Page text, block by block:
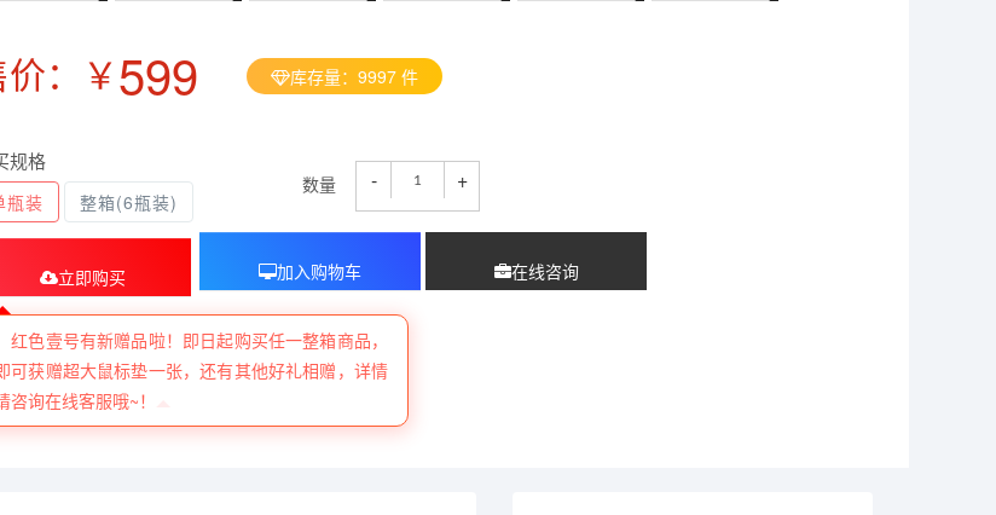
：￥599 库存量： 9997 件
规格
瓶装 整箱(6瓶装)
数量 - +
立即购买 加入购物车 在线咨询
红色壹号有新赠品啦！即日起购买任一整箱商品，
可获赠超大鼠标垫一张，还有其他好礼相赠，详情
咨询在线客服哦~！